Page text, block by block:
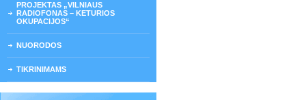
PROJEKTAS „VILNIAUS
RADIOFONAS – KETURIOS
OKUPACIJOS“
NUORODOS
TIKRINIMAMS